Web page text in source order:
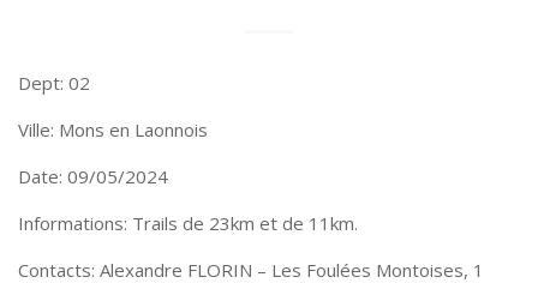
Dept: 02
Ville: Mons en Laonnois
Date: 09/05/2024
Informations: Trails de 23km et de 11km.
Contacts: Alexandre FLORIN – Les Foulées Montoises, 1